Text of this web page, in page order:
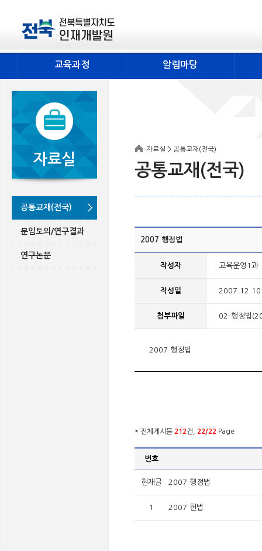
교육과정 알림마당
자료실
공통교재(전국)
분임토의/연구결과
연구논문
자료실 > 공통교재(전국)
공통교재(전국)
2007 행정법
작성자 교육운영1과
작성일 2007.12.10
첨부파일 02-행정법
2007 행정법
* 전체게시물 212건, 22/22 Page
번호
현재글 2007 행정법
1 2007 헌법